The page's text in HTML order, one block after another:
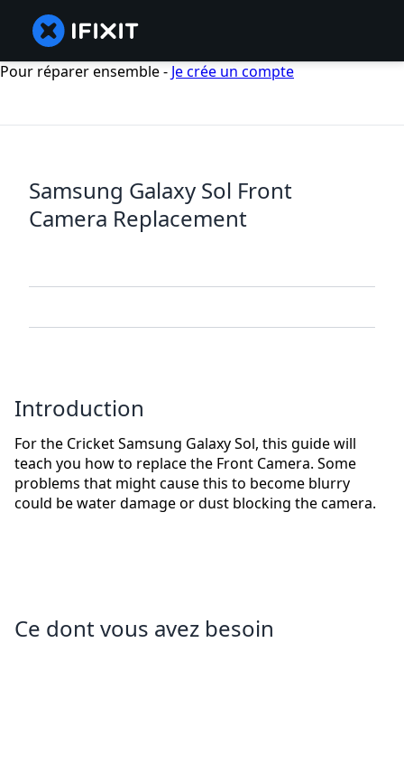
Pour réparer ensemble - Je crée un compte
Samsung Galaxy Sol Front
Camera Replacement
Introduction
For the Cricket Samsung Galaxy Sol, this guide will
teach you how to replace the Front Camera. Some
problems that might cause this to become blurry
could be water damage or dust blocking the camera.
Ce dont vous avez besoin